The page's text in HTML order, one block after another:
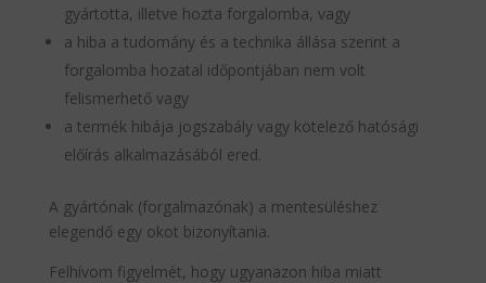
gyártotta, illetve hozta forgalomba, vagy
a hiba a tudomány és a technika állása szerint a
forgalomba hozatal időpontjában nem volt
felismerhető vagy
a termék hibája jogszabály vagy kötelező hatósági
előírás alkalmazásából ered.
A gyártónak (forgalmazónak) a mentesüléshez
elegendő egy okot bizonyítania.
Felhívom figyelmét, hogy ugyanazon hiba miatt